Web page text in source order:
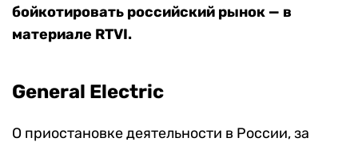
бойкотировать российский рынок — в
материале RTVI.
General Electric
О приостановке деятельности в России, за